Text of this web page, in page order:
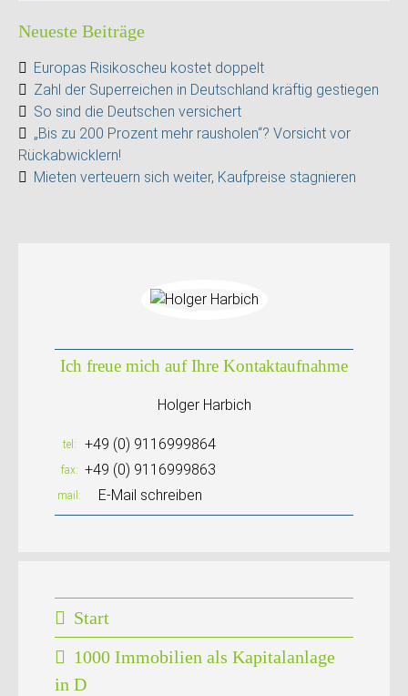
Neueste Beiträge
Europas Risikoscheu kostet doppelt
Zahl der Superreichen in Deutschland kräftig gestiegen
So sind die Deutschen versichert
„Bis zu 200 Prozent mehr rausholen“? Vorsicht vor
Rückabwicklern!
Mieten verteuern sich weiter, Kaufpreise stagnieren
Ich freue mich auf Ihre Kontaktaufnahme
Holger Harbich
tel +49 (0) 9116999864
fax +49 (0) 9116999863
mail E-Mail schreiben
Start
1000 Immobilien als Kapitalanlage
in D